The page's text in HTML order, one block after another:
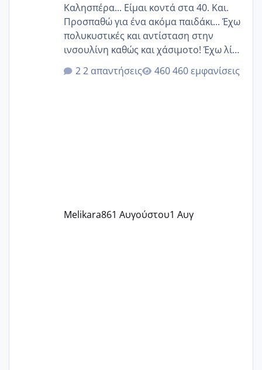
Καλησπέρα... Είμαι κοντά στα 40. Και.
Προσπαθώ για ένα ακόμα παιδάκι... Έχω
πολυκυστικές και αντίσταση στην
ινσουλίνη καθώς και χάσιμοτο! Έχω λίγα
κιλά παραπάνω και όσο κ αν προσπαθώ
δεν χάνω εύκολα! Προσπαθώ για ακόμη
2 απαντήσεις 460 εμφανίσεις
Melikara861 Αυγούστου1 Αυγ